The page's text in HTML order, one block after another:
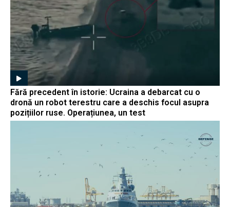
Fără precedent în istorie: Ucraina a debarcat cu o
dronă un robot terestru care a deschis focul asupra
pozițiilor ruse. Operațiunea, un test